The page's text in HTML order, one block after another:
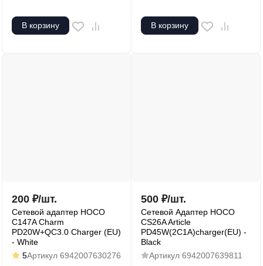
В корзину В корзину
200 ₽/шт.
Сетевой адаптер HOCO
C147A Charm
PD20W+QC3.0 Charger (EU)
- White
5Артикул 6942007630276
500 ₽/шт.
Сетевой Адаптер HOCO
CS26A Article
PD45W(2C1A)charger(EU) -
Black
Артикул 6942007639811